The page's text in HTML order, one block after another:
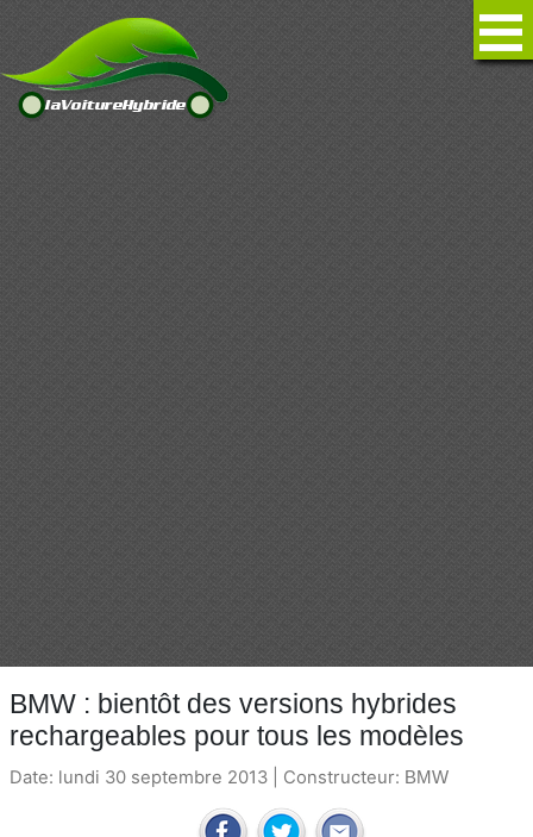
BMW : bientôt des versions hybrides
rechargeables pour tous les modèles
Date: lundi 30 septembre 2013 | Constructeur: BMW